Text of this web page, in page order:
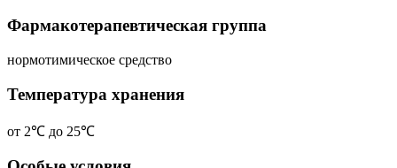
Фармакотерапевтическая группа
нормотимическое средство
Температура хранения
от 2℃ до 25℃